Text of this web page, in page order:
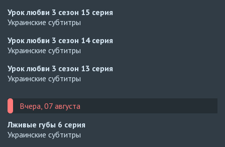
Урок любви 3 сезон 15 серия
Украинские субтитры
Урок любви 3 сезон 14 серия
Украинские субтитры
Урок любви 3 сезон 13 серия
Украинские субтитры
Вчера, 07 августа
Лживые губы 6 серия
Украинские субтитры